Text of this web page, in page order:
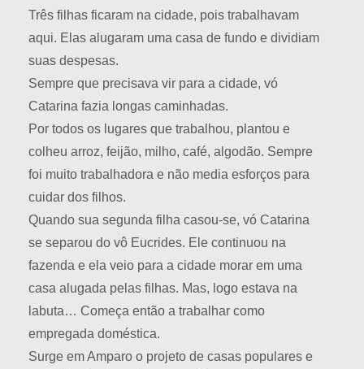
Três filhas ficaram na cidade, pois trabalhavam
aqui. Elas alugaram uma casa de fundo e dividiam
suas despesas.
Sempre que precisava vir para a cidade, vó
Catarina fazia longas caminhadas.
Por todos os lugares que trabalhou, plantou e
colheu arroz, feijão, milho, café, algodão. Sempre
foi muito trabalhadora e não media esforços para
cuidar dos filhos.
Quando sua segunda filha casou-se, vó Catarina
se separou do vô Eucrides. Ele continuou na
fazenda e ela veio para a cidade morar em uma
casa alugada pelas filhas. Mas, logo estava na
labuta… Começa então a trabalhar como
empregada doméstica.
Surge em Amparo o projeto de casas populares e